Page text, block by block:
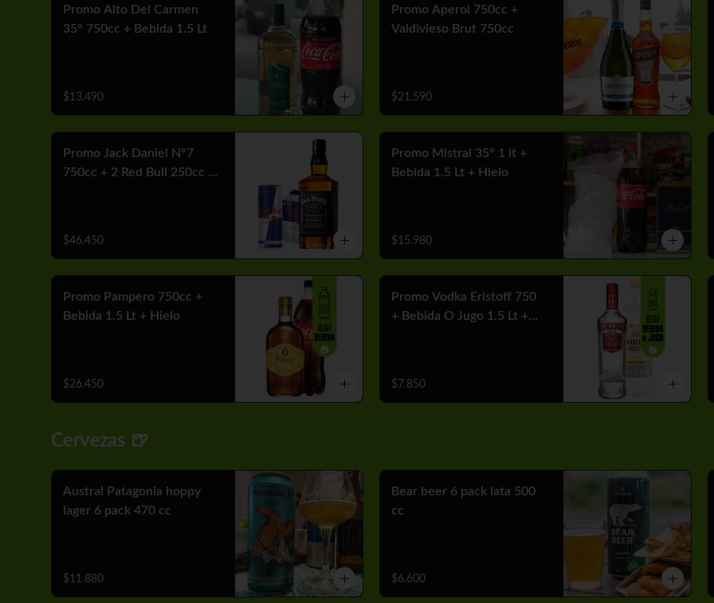
Promo Alto Del Carmen
35° 750cc + Bebida 1.5 Lt
$13.490
Promo Aperol 750cc +
Valdivieso Brut 750cc
$21.590
Promo Jack Daniel N°7
750cc + 2 Red Bull 250cc +
$46.450
Promo Mistral 35° 1 lt +
Bebida 1.5 Lt + Hielo
$15.980
Promo Pampero 750cc +
Bebida 1.5 Lt + Hielo
$26.450
Promo Vodka Eristoff 750
+ Bebida O Jugo 1.5 Lt +
$7.850
Cervezas 🍺
Austral Patagonia hoppy
lager 6 pack 470 cc
$11.880
Bear beer 6 pack lata 500
cc
$6.600